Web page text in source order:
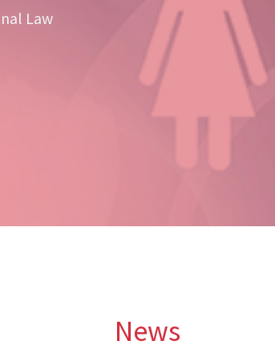
Law
News